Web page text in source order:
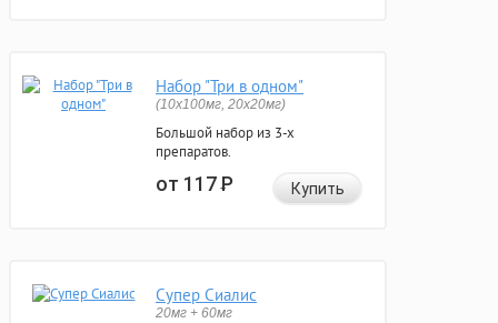
Набор "Три в одном"
(10x100мг, 20x20мг)
Большой набор из 3-х
препаратов.
от 117Р Купить
Супер Сиалис
20мг + 60мг